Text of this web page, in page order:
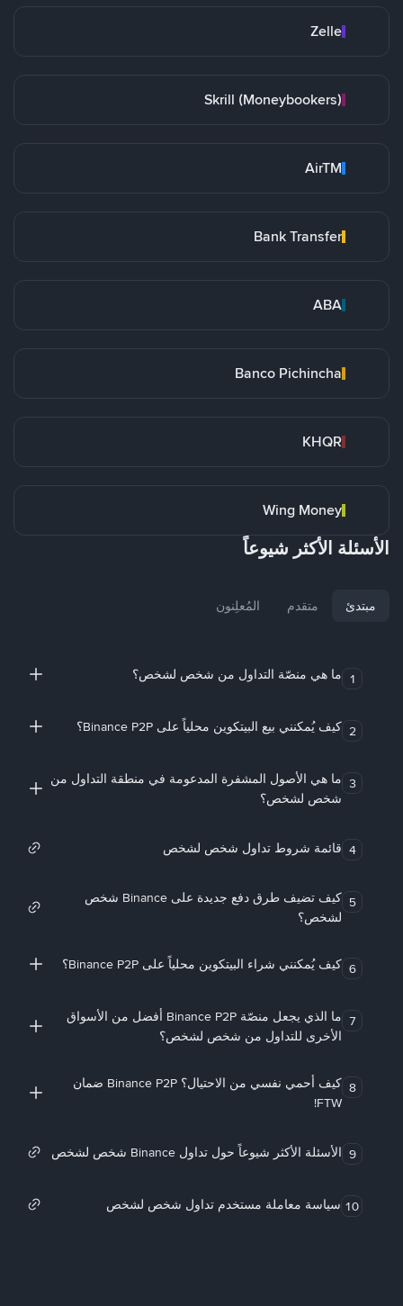
Zelle
Skrill (Moneybookers)
AirTM
Bank Transfer
ABA
Banco Pichincha
KHQR
Wing Money
الأسئلة الأكثر شيوعاً
مبتدئ متقدم المُعلِنون
1 ما هي منصّة التداول من شخص لشخص؟
2 كيف يُمكنني بيع البيتكوين محلياً على Binance P2P؟
3 ما هي الأصول المشفرة المدعومة في منطقة التداول من
شخص لشخص؟
4 قائمة شروط تداول شخص لشخص
5
كيف تضيف طرق دفع جديدة على Binance شخص
لشخص؟
6 كيف يُمكنني شراء البيتكوين محلياً على Binance P2P؟
7
ما الذي يجعل منصّة Binance P2P أفضل من الأسواق
الأخرى للتداول من شخص لشخص؟
8
كيف أحمي نفسي من الاحتيال؟ Binance P2P ضمان
FTW!
9 الأسئلة الأكثر شيوعاً حول تداول Binance شخص لشخص
10 سياسة معاملة مستخدم تداول شخص لشخص